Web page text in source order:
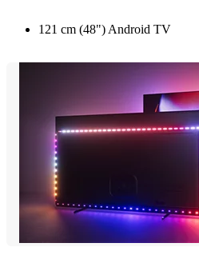
121 cm (48") Android TV